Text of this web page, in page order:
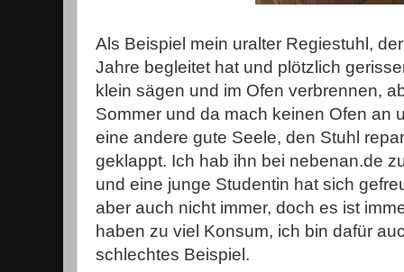
Als Beispiel mein uralter Regiestuhl,
Jahre begleitet hat und plötzlich
klein sägen und im Ofen verbrennen,
Sommer und da mach keinen Ofen an
eine andere gute Seele, den Stuhl
geklappt. Ich hab ihn bei nebenan.de
und eine junge Studentin hat sich
aber auch nicht immer, doch es ist
haben zu viel Konsum, ich bin dafür
schlechtes Beispiel.